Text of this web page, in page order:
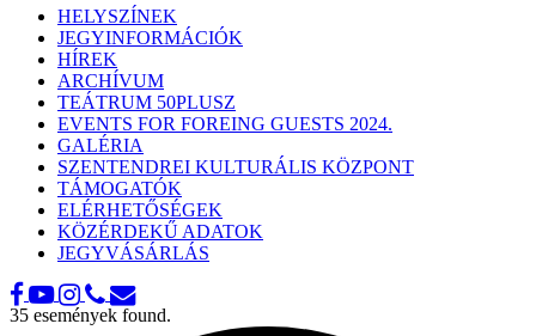
navigationHELYSZÍNEK
JEGYINFORMÁCIÓK
HÍREK
ARCHÍVUM
TEÁTRUM 50PLUSZ
EVENTS FOR FOREING GUESTS 2024.
GALÉRIA
SZENTENDREI KULTURÁLIS KÖZPONT
TÁMOGATÓK
ELÉRHETŐSÉGEK
KÖZÉRDEKŰ ADATOK
JEGYVÁSÁRLÁS
35 események found.